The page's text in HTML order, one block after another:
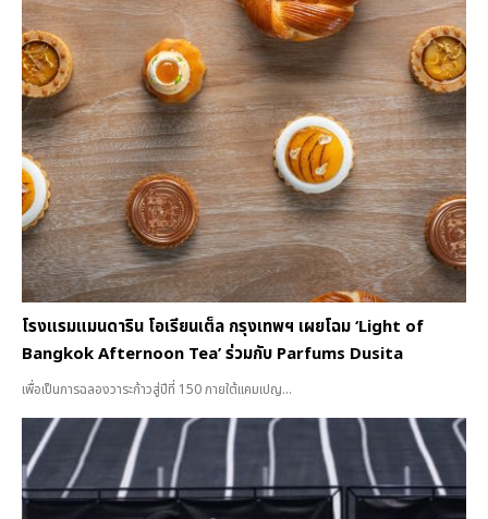
โรงแรมแมนดาริน โอเรียนเต็ล กรุงเทพฯ เผยโฉม ‘Light of
Bangkok Afternoon Tea’ ร่วมกับ Parfums Dusita
เพื่อเป็นการฉลองวาระก้าวสู่ปีที่ 150 ภายใต้แคมเปญ...